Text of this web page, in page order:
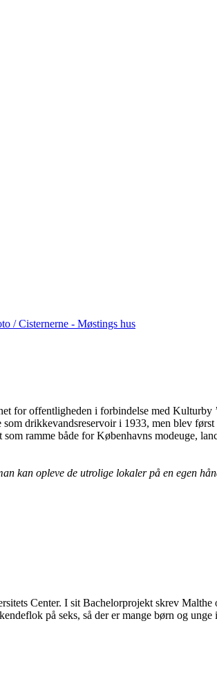
for offentligheden i forbindelse med
drikkevandsreservoir i 1933, men blev
ramme både for Københavns modeuge,
kan opleve de utrolige lokaler på en egen
Center. I sit Bachelorprojekt skrev
på seks, så der er mange børn og unge